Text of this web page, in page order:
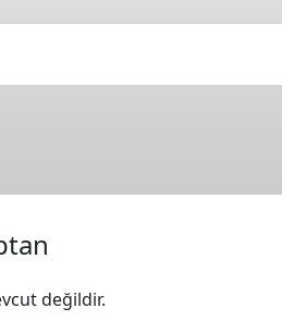
değildir.